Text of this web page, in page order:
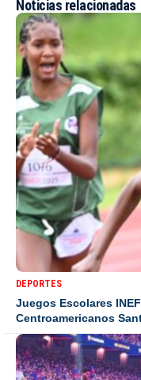
Noticias relacionadas
DEPORTES
Juegos Escolares
Centroamericanos